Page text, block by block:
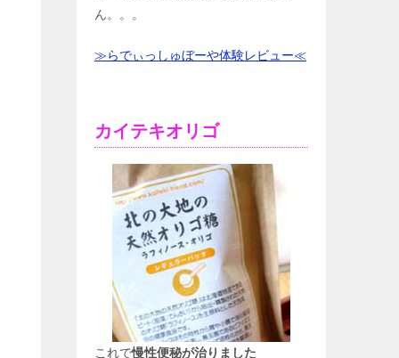
ん。。。
≫らでぃっしゅぼーや体験レビュー≪
カイテキオリゴ
これで慢性便秘が治りました